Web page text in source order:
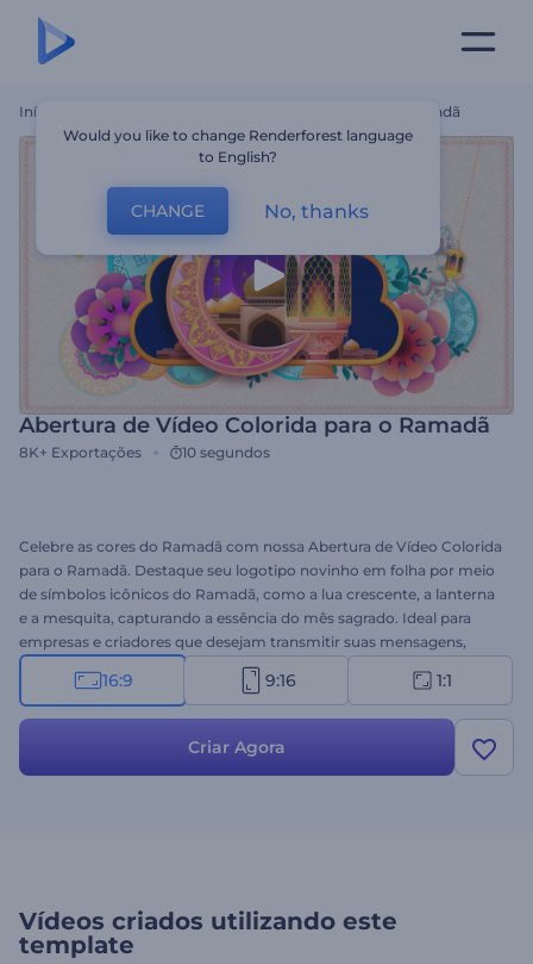
Início Abertura De Vídeo Colorida Para O Ramadã
Abertura de Vídeo Colorida para o Ramadã
8K+ Exportações 10 segundos
Celebre as cores do Ramadã com nossa Abertura de Vídeo Colorida
para o Ramadã. Destaque seu logotipo novinho em folha por meio
de símbolos icônicos do Ramadã, como a lua crescente, a lanterna
e a mesquita, capturando a essência do mês sagrado. Ideal para
empresas e criadores que desejam transmitir suas mensagens,
cumprimentos ou promoções do Ramadã com visuais vibrantes.
Personalize com seu logotipo, insira seus textos e adicione uma
agora e espalhe o espírito do Ramadã!
16:9 9:16 1:1
Criar Agora
Vídeos criados utilizando este
template
Would you like to change Renderforest language
to English?
CHANGE No, thanks